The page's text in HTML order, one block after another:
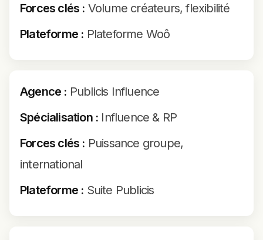
Forces clés : Volume créateurs, flexibilité
Plateforme : Plateforme Woô
Agence : Publicis Influence
Spécialisation : Influence & RP
Forces clés : Puissance groupe,
international
Plateforme : Suite Publicis